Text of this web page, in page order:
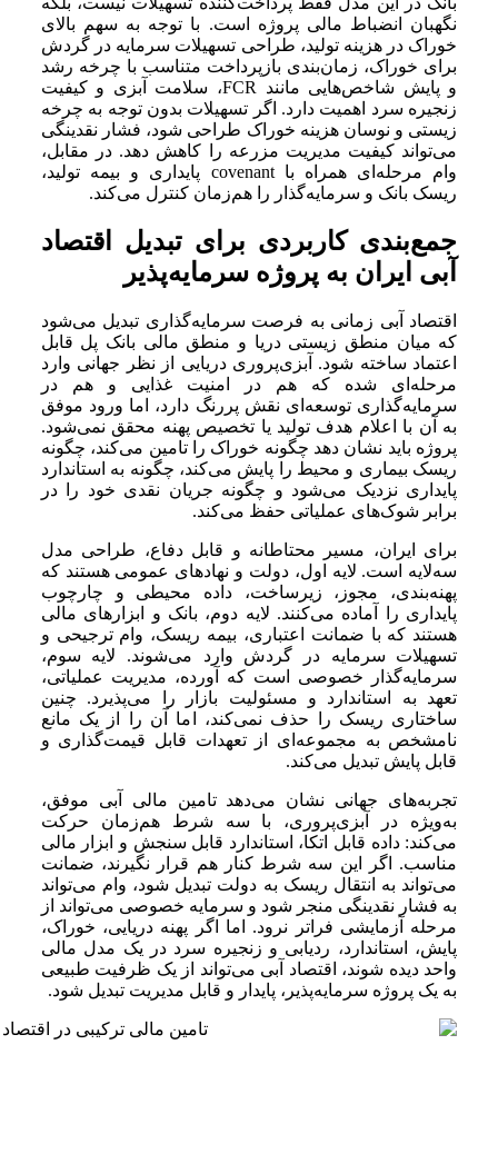
نگهبان انضباط مالی پروژه است. با توجه به سهم بالای
خوراک در هزینه تولید، طراحی تسهیلات سرمایه در گردش
برای خوراک، زمان‌بندی بازپرداخت متناسب با چرخه رشد
و پایش شاخص‌هایی مانند FCR، سلامت آبزی و کیفیت
زنجیره سرد اهمیت دارد. اگر تسهیلات بدون توجه به چرخه
زیستی و نوسان هزینه خوراک طراحی شود، فشار نقدینگی
می‌تواند کیفیت مدیریت مزرعه را کاهش دهد. در مقابل،
وام مرحله‌ای همراه با covenant پایداری و بیمه تولید،
ریسک بانک و سرمایه‌گذار را هم‌زمان کنترل می‌کند.
جمع‌بندی کاربردی برای تبدیل اقتصاد
آبی ایران به پروژه سرمایه‌پذیر
اقتصاد آبی زمانی به فرصت سرمایه‌گذاری تبدیل می‌شود
که میان منطق زیستی دریا و منطق مالی بانک پل قابل
اعتماد ساخته شود. آبزی‌پروری دریایی از نظر جهانی وارد
مرحله‌ای شده که هم در امنیت غذایی و هم در
سرمایه‌گذاری توسعه‌ای نقش پررنگ دارد، اما ورود موفق
به آن با اعلام هدف تولید یا تخصیص پهنه محقق نمی‌شود.
پروژه باید نشان دهد چگونه خوراک را تامین می‌کند، چگونه
ریسک بیماری و محیط را پایش می‌کند، چگونه به استاندارد
پایداری نزدیک می‌شود و چگونه جریان نقدی خود را در
برابر شوک‌های عملیاتی حفظ می‌کند.
برای ایران، مسیر محتاطانه و قابل دفاع، طراحی مدل
سه‌لایه است. لایه اول، دولت و نهادهای عمومی هستند که
پهنه‌بندی، مجوز، زیرساخت، داده محیطی و چارچوب
پایداری را آماده می‌کنند. لایه دوم، بانک و ابزارهای مالی
هستند که با ضمانت اعتباری، بیمه ریسک، وام ترجیحی و
تسهیلات سرمایه در گردش وارد می‌شوند. لایه سوم،
سرمایه‌گذار خصوصی است که آورده، مدیریت عملیاتی،
تعهد به استاندارد و مسئولیت بازار را می‌پذیرد. چنین
ساختاری ریسک را حذف نمی‌کند، اما آن را از یک مانع
نامشخص به مجموعه‌ای از تعهدات قابل قیمت‌گذاری و
قابل پایش تبدیل می‌کند.
تجربه‌های جهانی نشان می‌دهد تامین مالی آبی موفق،
به‌ویژه در آبزی‌پروری، با سه شرط هم‌زمان حرکت
می‌کند: داده قابل اتکا، استاندارد قابل سنجش و ابزار مالی
مناسب. اگر این سه شرط کنار هم قرار نگیرند، ضمانت
می‌تواند به انتقال ریسک به دولت تبدیل شود، وام می‌تواند
به فشار نقدینگی منجر شود و سرمایه خصوصی می‌تواند از
مرحله آزمایشی فراتر نرود. اما اگر پهنه دریایی، خوراک،
پایش، استاندارد، ردیابی و زنجیره سرد در یک مدل مالی
واحد دیده شوند، اقتصاد آبی می‌تواند از یک ظرفیت طبیعی
به یک پروژه سرمایه‌پذیر، پایدار و قابل مدیریت تبدیل شود.